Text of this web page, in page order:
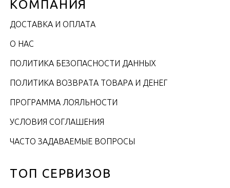
КОМПАНИЯ
ДОСТАВКА И ОПЛАТА
О НАС
ПОЛИТИКА БЕЗОПАСНОСТИ ДАННЫХ
ПОЛИТИКА ВОЗВРАТА ТОВАРА И ДЕНЕГ
ПРОГРАММА ЛОЯЛЬНОСТИ
УСЛОВИЯ СОГЛАШЕНИЯ
ЧАСТО ЗАДАВАЕМЫЕ ВОПРОСЫ
ТОП СЕРВИЗОВ